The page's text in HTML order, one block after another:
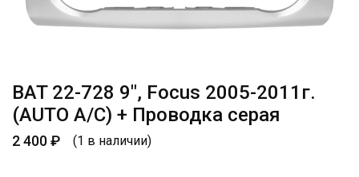
BAT 22-728 9″, Focus 2005-2011г.
(AUTO A/C) + Проводка серая
2 400₽ (1 в наличии)